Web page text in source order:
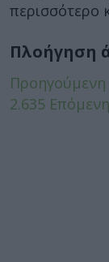
περισσότερο
Πλοήγηση
Προηγούμενη
2.635